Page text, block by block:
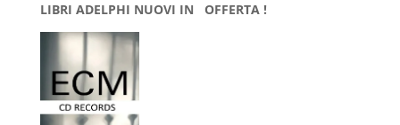
LIBRI ADELPHI NUOVI IN OFFERTA !